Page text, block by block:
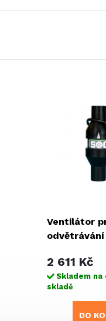
Ventilátor
odvětrávání
2 611 Kč
Skladem
skladě
DO